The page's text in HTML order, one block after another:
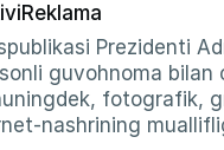
Reklama
Prezidenti
guvohnoma bilan
fotografik,
nashrining